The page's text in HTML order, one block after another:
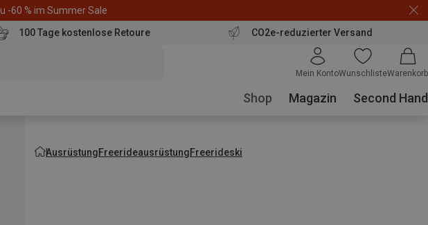
-60 % im Summer Sale
100 Tage kostenlose Retoure CO2e-reduzierter Versand
Mein KontoWunschlisteWarenkorb
Shop Magazin Second Hand
AusrüstungFreerideausrüstungFreerideski